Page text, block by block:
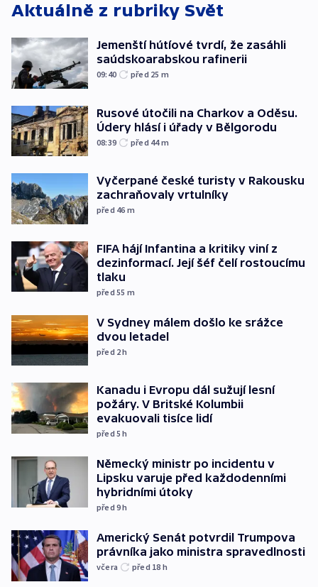
Aktuálně z rubriky Svět
Jemenští hútíové tvrdí, že zasáhli
saúdskoarabskou rafinerii
09:40 před 25 m
Rusové útočili na Charkov a Oděsu.
Údery hlásí i úřady v Bělgorodu
08:39 před 44m
Vyčerpané české turisty v Rakousku
zachraňovaly vrtulníky
před 46 m
FIFA hájí Infantina a kritiky viní z
dezinformací. Její šéf čelí rostoucímu
tlaku
před 55 m
V Sydney málem došlo ke srážce
dvou letadel
před 2h
Kanadu i Evropu dál sužují lesní
požáry. V Britské Kolumbii
evakuovali tisíce lidí
před 5h
Německý ministr po incidentu v
Lipsku varuje před každodenními
hybridními útoky
před 9h
Americký Senát potvrdil Trumpova
právníka jako ministra spravedlnosti
včera před 18 h